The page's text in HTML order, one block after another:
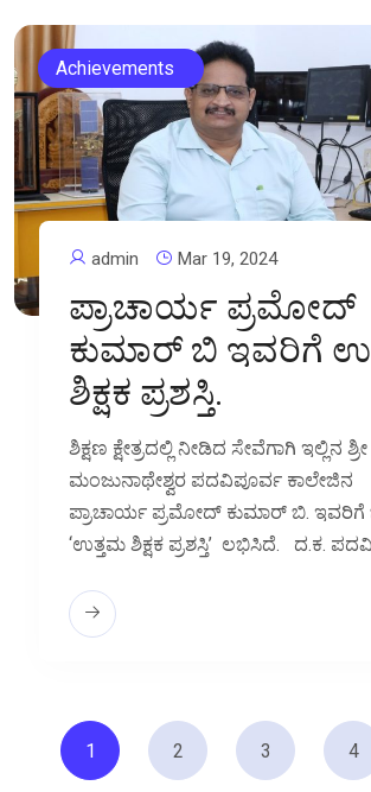
Achievements
admin Mar 19, 2024
ಪ್ರಾಚಾರ್ಯ ಪ್ರಮೋದ್‌
ಕುಮಾರ್‌ ಬಿ ಇವರಿಗೆ
ಶಿಕ್ಷಕ ಪ್ರಶಸ್ತಿ.
ಶಿಕ್ಷಣ ಕ್ಷೇತ್ರದಲ್ಲಿ ನೀಡಿದ ಸೇವೆಗಾಗಿ ಇಲ್ಲಿನ
ಮಂಜುನಾಥೇಶ್ವರ ಪದವಿಪೂರ್ವ ಕಾಲೇಜಿನ
ಪ್ರಾಚಾರ್ಯ ಪ್ರಮೋದ್ ಕುಮಾರ್ ಬಿ. ಇವರಿಗೆ
‘ಉತ್ತಮ ಶಿಕ್ಷಕ ಪ್ರಶಸ್ತಿ’ ಲಭಿಸಿದೆ. ದ.ಕ.
Posts
pagination
1 2 3 4